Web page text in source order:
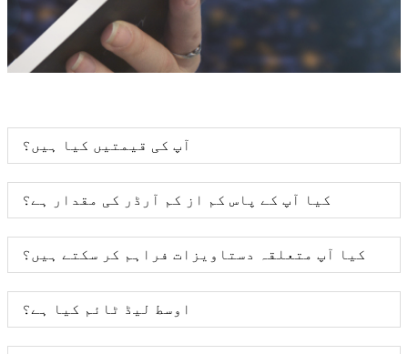
آپ کی قیمتیں کیا ہیں؟
کیا آپ کے پاس کم از کم آرڈر کی مقدار ہے؟
کیا آپ متعلقہ دستاویزات فراہم کر سکتے ہیں؟
اوسط لیڈ ٹائم کیا ہے؟